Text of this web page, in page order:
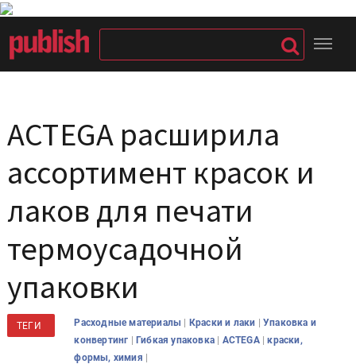
ACTEGA расширила
ассортимент красок и
лаков для печати
термоусадочной
упаковки
ТЕГИ Расходные материалы | Краски и лаки |Упаковка и
конвертинг | Гибкая упаковка | ACTEGA |краски,
формы, химия |